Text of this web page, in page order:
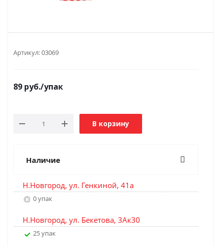
Артикул:03069
89 руб./упак
В корзину
Наличие
Н.Новгород, ул. Генкиной, 41а
0 упак
Н.Новгород, ул. Бекетова, 3Ак30
25 упак